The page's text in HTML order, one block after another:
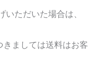
ただいた場合は、
ましては送料はお客